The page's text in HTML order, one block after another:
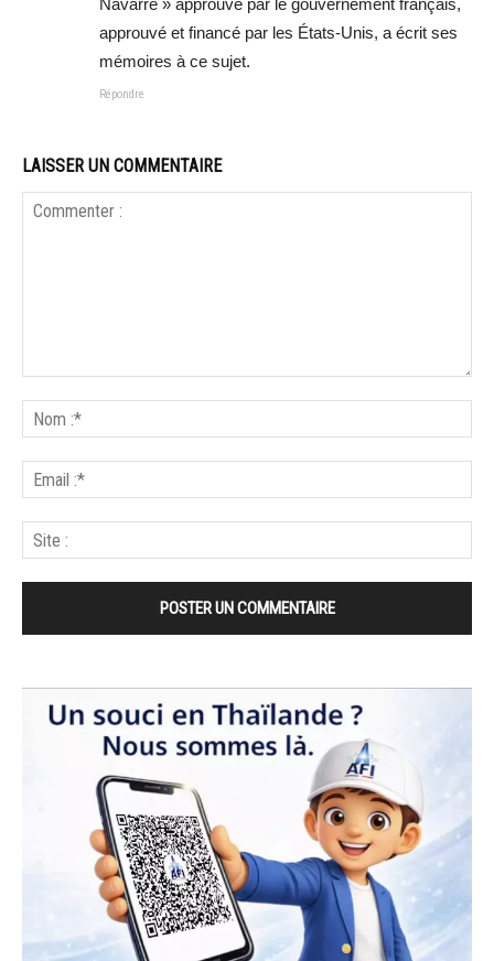
Navarre » approuvé par le gouvernement français,
approuvé et financé par les États-Unis, a écrit ses
mémoires à ce sujet.
Répondre
LAISSER UN COMMENTAIRE